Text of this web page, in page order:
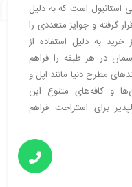
استانبول است که به دلیل
گرفته و جوایز متعددی را
به دلیل استفاده از
در هر طبقه را فراهم
مطرح دنیا مانند اپل و
و کافه‌های متنوع این
برای استراحت فراهم